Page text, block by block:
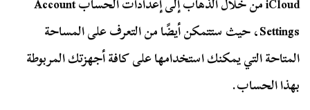
Settings، حيث ستتمكن أيضًا من التعرف على المساحة
المتاحة التي يمكنك استخدامها على كافة أجهزتك المربوطة
بهذا الحساب.